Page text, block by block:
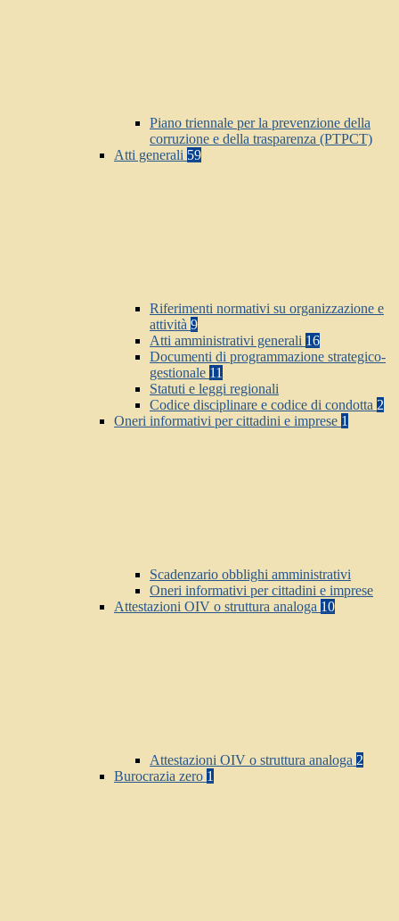
Piano triennale per la prevenzione della
corruzione e della trasparenza (PTPCT)
Atti generali 59
Riferimenti normativi su organizzazione e
attività 9
Atti amministrativi generali 16
Documenti di programmazione strategico-
gestionale 11
Statuti e leggi regionali
Codice disciplinare e codice di condotta 2
Oneri informativi per cittadini e imprese 1
Scadenzario obblighi amministrativi
Oneri informativi per cittadini e imprese
Attestazioni OIV o struttura analoga 10
Attestazioni OIV o struttura analoga 2
Burocrazia zero 1